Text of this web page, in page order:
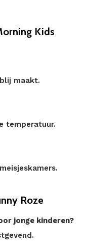
Kids
maakt.
temperatuur.
Roze
jonge kinderen?